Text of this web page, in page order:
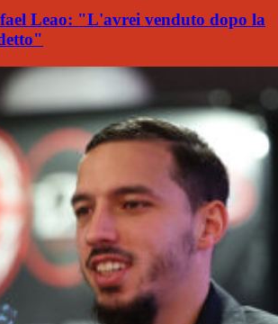
Leao: "L'avrei venduto dopo la